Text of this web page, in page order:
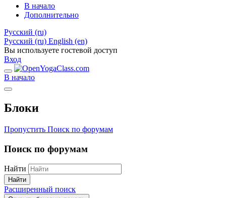
В начало
Дополнительно
Русский ‎(ru)‎
Русский ‎(ru)‎ English ‎(en)‎
Вы используете гостевой доступ
Вход
В начало
Блоки
Пропустить Поиск по форумам
Поиск по форумам
Найти
Найти
Расширенный поиск